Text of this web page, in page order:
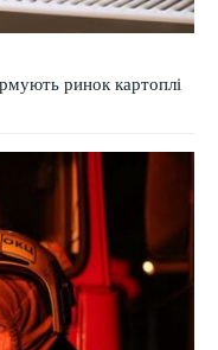
ринок картоплі